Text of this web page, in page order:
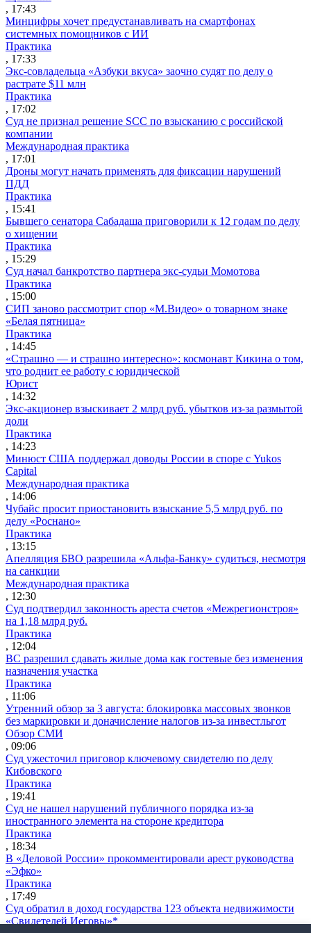
, 17:43
Минцифры хочет предустанавливать на смартфонах
системных помощников с ИИ
Практика
, 17:33
Экс-совладельца «Азбуки вкуса» заочно судят по делу о
растрате $11 млн
Практика
, 17:02
Суд не признал решение SCC по взысканию с российской
компании
Международная практика
, 17:01
Дроны могут начать применять для фиксации нарушений
ПДД
Практика
, 15:41
Бывшего сенатора Сабадаша приговорили к 12 годам по делу
о хищении
Практика
, 15:29
Суд начал банкротство партнера экс-судьи Момотова
Практика
, 15:00
СИП заново рассмотрит спор «М.Видео» о товарном знаке
«Белая пятница»
Практика
, 14:45
«Страшно — и страшно интересно»: космонавт Кикина о том,
что роднит ее работу с юридической
Юрист
, 14:32
Экс-акционер взыскивает 2 млрд руб. убытков из-за размытой
доли
Практика
, 14:23
Минюст США поддержал доводы России в споре с Yukos
Capital
Международная практика
, 14:06
Чубайс просит приостановить взыскание 5,5 млрд руб. по
делу «Роснано»
Практика
, 13:15
Апелляция БВО разрешила «Альфа-Банку» судиться, несмотря
на санкции
Международная практика
, 12:30
Суд подтвердил законность ареста счетов «Межрегионстроя»
на 1,18 млрд руб.
Практика
, 12:04
ВС разрешил сдавать жилые дома как гостевые без изменения
назначения участка
Практика
, 11:06
Утренний обзор за 3 августа: блокировка массовых звонков
без маркировки и доначисление налогов из-за инвестльгот
Обзор СМИ
, 09:06
Суд ужесточил приговор ключевому свидетелю по делу
Кибовского
Практика
, 19:41
Суд не нашел нарушений публичного порядка из-за
иностранного элемента на стороне кредитора
Практика
, 18:34
В «Деловой России» прокомментировали арест руководства
«Эфко»
Практика
, 17:49
Суд обратил в доход государства 123 объекта недвижимости
«Свидетелей Иеговы»*